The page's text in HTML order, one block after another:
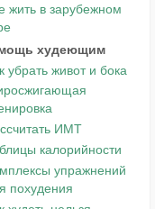
жить в зарубежном
худеющим
убрать живот и бока
ИМТ
калорийности
упражнений
похудения